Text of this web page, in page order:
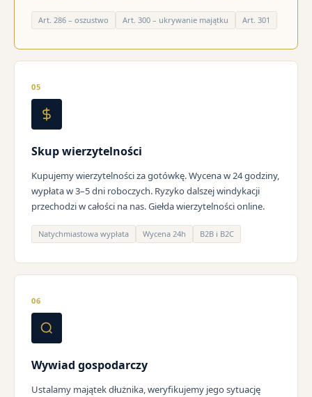
Art. 286 – oszustwo Art. 300 – ukrywanie majątku Art. 301
05
Skup wierzytelności
Kupujemy wierzytelności za gotówkę. Wycena w 24 godziny,
wypłata w 3–5 dni roboczych. Ryzyko dalszej windykacji
przechodzi w całości na nas. Giełda wierzytelności online.
Natychmiastowa wypłata Wycena 24h B2B i B2C
06
Wywiad gospodarczy
Ustalamy majątek dłużnika, weryfikujemy jego sytuację